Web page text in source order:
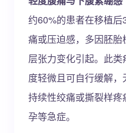
约60%的患者在移植
痛或压迫感，多因胚
层张力变化引起。此
度轻微且可自行缓解
持续性绞痛或撕裂样
孕等急症。